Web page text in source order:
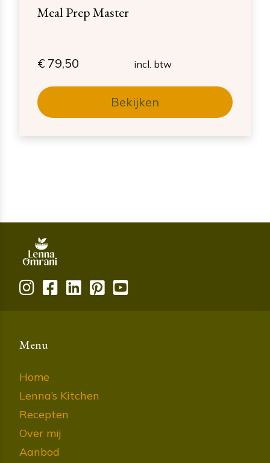
Meal Prep Master
€ 79,50 incl. btw
Bekijken
Menu
Home
Lenna’s Kitchen
Recepten
Over mij
Aanbod